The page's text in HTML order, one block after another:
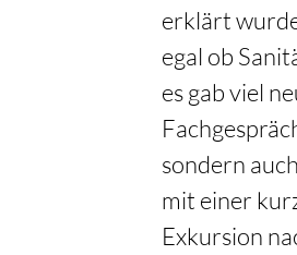
erklärt
egal ob
es gab viel
sondern
mit einer
Exkursion